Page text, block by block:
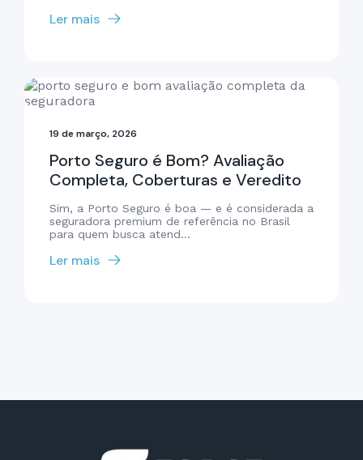
Ler mais
19 de março, 2026
Porto Seguro é Bom? Avaliação
Completa, Coberturas e Veredito
Sim, a Porto Seguro é boa — e é considerada a
seguradora premium de referência no Brasil
para quem busca atend...
Ler mais